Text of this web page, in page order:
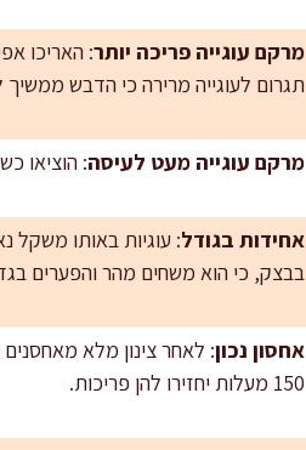
מרקם עוגייה פריכה יותר
תגרום לעוגייה מרירה כי הדבש
מרקם עוגייה מעט לעיסה: הוציאו
אחידות בגודל: עוגיות באותו משקל
בבצק, כי הוא משחים מהר והפערים
אחסון נכון
150 מעלות יחזירו להן פריכות.